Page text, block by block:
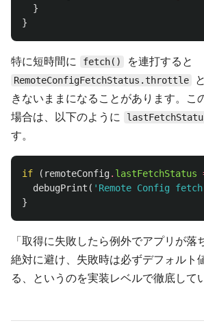
}
}
特に短時間に fetch() を連打すると
RemoteConfigFetchStatus.throttle
きないままになることがあります。こ
場合は、以下のように
す。
if ( remoteConfig. lastFetchStatus
debugPrint ( 'Remote Config
}
「取得に失敗したら例外でアプリが落
絶対に避け、失敗時は必ずデフォルト
る、というのを実装レベルで徹底して